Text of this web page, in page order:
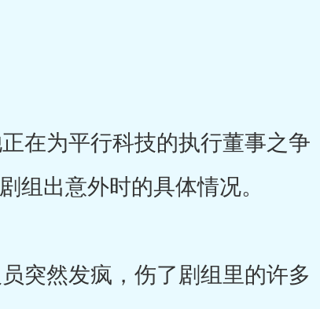
在为平行科技的执行董事之争
组出意外时的具体情况。
突然发疯，伤了剧组里的许多